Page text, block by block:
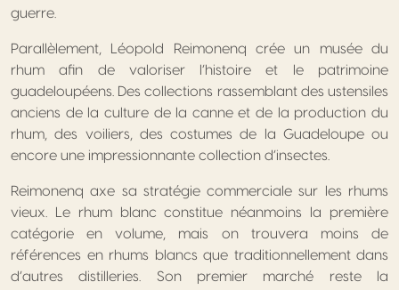
guerre.
Parallèlement, Léopold Reimonenq crée un musée du
rhum afin de valoriser l’histoire et le patrimoine
guadeloupéens. Des collections rassemblant des ustensiles
anciens de la culture de la canne et de la production du
rhum, des voiliers, des costumes de la Guadeloupe ou
encore une impressionnante collection d’insectes.
Reimonenq axe sa stratégie commerciale sur les rhums
vieux. Le rhum blanc constitue néanmoins la première
catégorie en volume, mais on trouvera moins de
références en rhums blancs que traditionnellement dans
d’autres distilleries. Son premier marché reste la